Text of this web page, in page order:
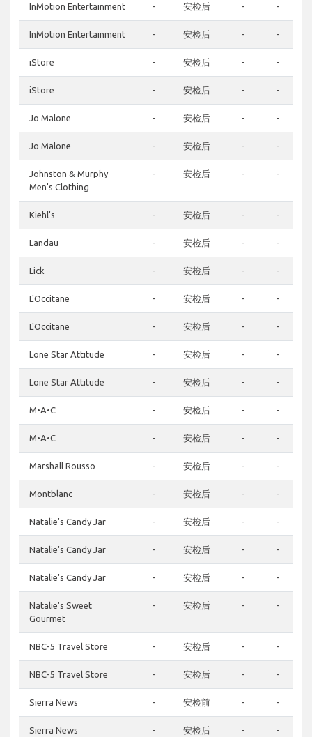
InMotion Entertainment - 安检后 - -
InMotion Entertainment - 安检后 - -
iStore - 安检后 - -
iStore - 安检后 - -
Jo Malone - 安检后 - -
Jo Malone - 安检后 - -
Johnston & Murphy
Men's Clothing
- 安检后 - -
Kiehl's - 安检后 - -
Landau - 安检后 - -
Lick - 安检后 - -
L'Occitane - 安检后 - -
L'Occitane - 安检后 - -
Lone Star Attitude - 安检后 - -
Lone Star Attitude - 安检后 - -
M•A•C - 安检后 - -
M•A•C - 安检后 - -
Marshall Rousso - 安检后 - -
Montblanc - 安检后 - -
Natalie's Candy Jar - 安检后 - -
Natalie's Candy Jar - 安检后 - -
Natalie's Candy Jar - 安检后 - -
Natalie's Sweet
Gourmet
- 安检后 - -
NBC-5 Travel Store - 安检后 - -
NBC-5 Travel Store - 安检后 - -
Sierra News - 安检前 - -
Sierra News - 安检后 - -